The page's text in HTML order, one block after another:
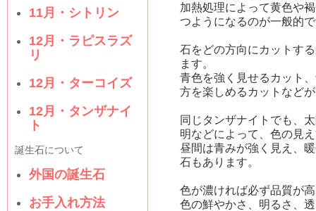
11月・シトリン
12月・ラピスラズ
リ
12月・ターコイズ
12月・タンザナイ
ト
誕生石について
外国の誕生石
お手入れ方法
加熱処理によって黄色や
つようになるのが一般的
石をどの方向にカットす
ます。
青色を強く見せるカット
方を楽しめるカットなど
同じタンザナイトでも、
明などによって、色の見
昼間は青みが強く見え、
石もあります。
色が濃ければ必ず品質が
色の鮮やかさ、明るさ、